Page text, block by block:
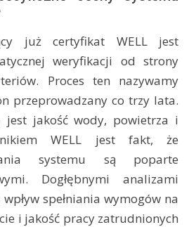
już certyfikat WELL jest
weryfikacji od strony
Proces ten nazywamy
przeprowadzany co trzy lata.
jest jakość wody, powietrza i
WELL jest fakt, że
systemu są poparte
Dogłębnymi analizami
spełniania wymogów na
i jakość pracy zatrudnionych